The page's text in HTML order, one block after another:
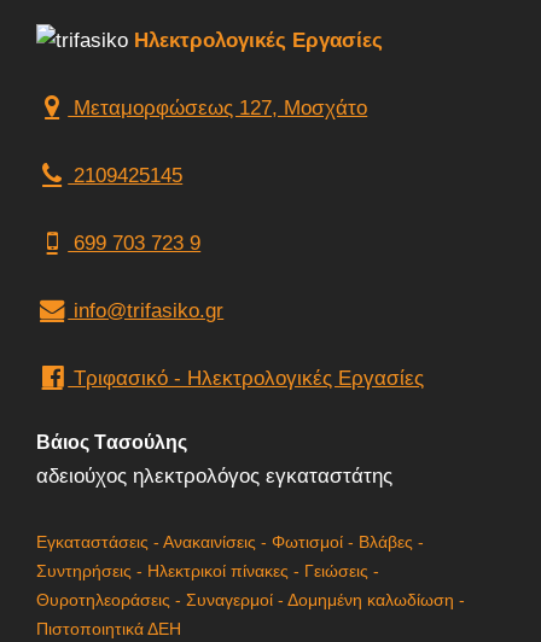
Ηλεκτρολογικές Εργασίες
Μεταμορφώσεως 127, Μοσχάτο
2109425145
699 703 723 9
info@trifasiko.gr
Τριφασικό - Ηλεκτρολογικές Εργασίες
Βάιος Tασούλης
αδειούχος ηλεκτρολόγος εγκαταστάτης
Εγκαταστάσεις - Ανακαινίσεις - Φωτισμοί - Βλάβες -
Συντηρήσεις - Ηλεκτρικοί πίνακες - Γειώσεις -
Θυροτηλεοράσεις - Συναγερμοί - Δομημένη καλωδίωση -
Πιστοποιητικά ΔΕΗ